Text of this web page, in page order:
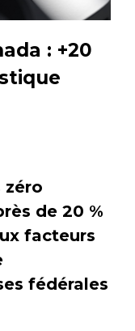
: +20
zéro
de 20 %
facteurs
fédérales